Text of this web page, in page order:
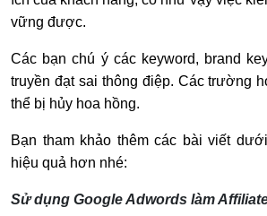
vững được.
Các bạn chú ý các keyword, brand
truyền đạt sai thông điệp. Các trường
thể bị hủy hoa hồng.
Bạn tham khảo thêm các bài viết
hiệu quả hơn nhé:
Sử dụng Google Adwords làm